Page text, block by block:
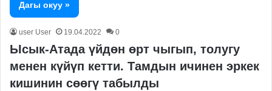
Дагы окуу »
user User 19.04.2022 0
Ысык-Атада үйдөн өрт чыгып, толугу
менен күйүп кетти. Тамдын ичинен эркек
кишинин сөөгү табылды